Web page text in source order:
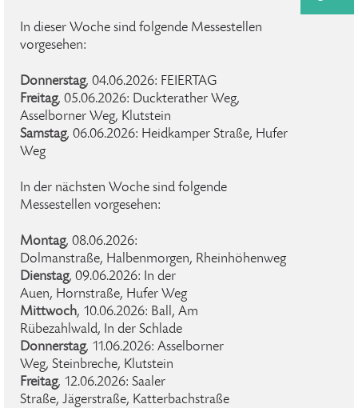
In dieser Woche sind folgende Messestellen
vorgesehen:
Donnerstag, 04.06.2026: FEIERTAG
Freitag, 05.06.2026: Duckterather Weg,
Asselborner Weg, Klutstein
Samstag, 06.06.2026: Heidkamper Straße, Hufer
Weg
In der nächsten Woche sind folgende
Messestellen vorgesehen:
Montag, 08.06.2026:
Dolmanstraße, Halbenmorgen, Rheinhöhenweg
Dienstag, 09.06.2026: In der
Auen, Hornstraße, Hufer Weg
Mittwoch, 10.06.2026: Ball, Am
Rübezahlwald, In der Schlade
Donnerstag, 11.06.2026: Asselborner
Weg, Steinbreche, Klutstein
Freitag, 12.06.2026: Saaler
Straße, Jägerstraße, Katterbachstraße